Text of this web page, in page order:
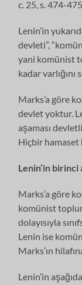
c. 25, s. 474-
Lenin’in
devleti”,
yani komünist
kadar varlığını
Marks’a göre
devlet yoktur.
aşaması
Hiçbir hamaset
Lenin’in birinci
Marks’a göre
komünist
dolayısıyla
Lenin ise
Marks’ın
Lenin’in